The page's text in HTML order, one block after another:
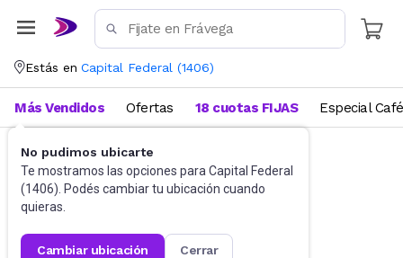
Estás en Capital Federal (1406)
No pudimos ubicarte
Te mostramos las opciones para Capital Federal
(1406). Podés cambiar tu ubicación cuando
quieras.
cambiar ubicación cerrar
Más Vendidos Ofertas 18 cuotas FIJAS Especial Café
Suplementos Suplementos deportivos